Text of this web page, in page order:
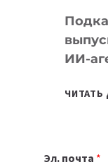
ИИ-
ЧИТАТЬ
Эл. почта *